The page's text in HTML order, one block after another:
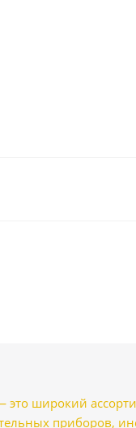
это широкий
приборов,